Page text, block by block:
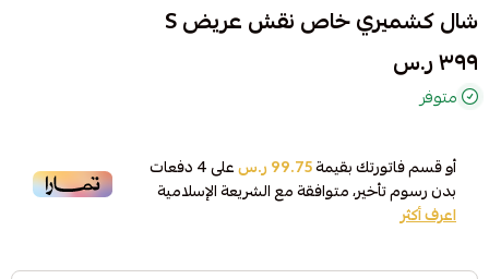
شال كشميري خاص نقش عريض S
٣٩٩ ر.س
متوفر
أو قسم فاتورتك بقيمة99.75 ر.س على4دفعات
بدون رسوم تأخير، متوافقة مع الشريعة الإسلامية
اعرف أكثر